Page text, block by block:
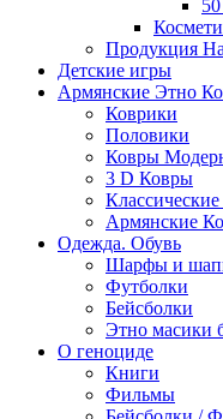
Продукция
Детские игры
Армянские Этно
Коврики
Половики
Ковры
3 D Ковры
Армянские
Одежда. Обувь
Шарфы и
Футболки
Бейсболки
Этно масики
О геноциде
Книги
Фильмы